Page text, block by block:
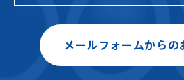
メールフォームからの